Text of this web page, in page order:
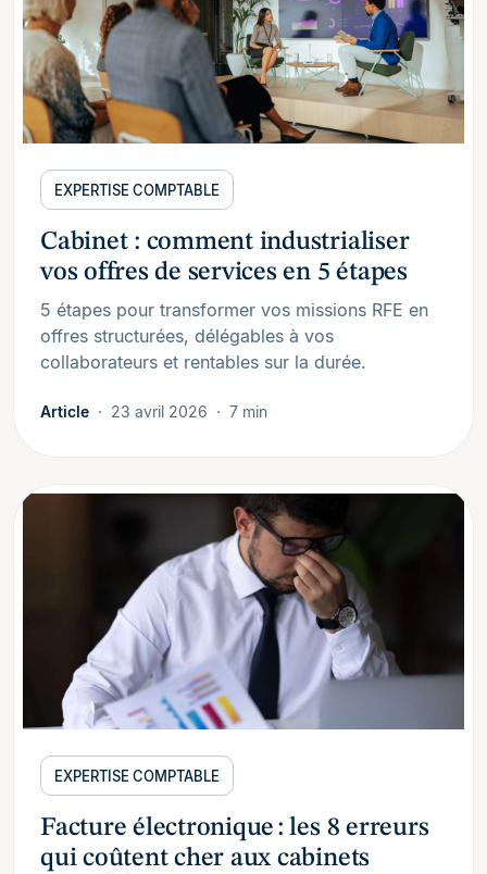
EXPERTISE COMPTABLE
Cabinet : comment industrialiser
vos offres de services en 5 étapes
5 étapes pour transformer vos missions RFE en
offres structurées, délégables à vos
collaborateurs et rentables sur la durée.
Article 23 avril 2026 7 min
EXPERTISE COMPTABLE
Facture électronique : les 8 erreurs
qui coûtent cher aux cabinets